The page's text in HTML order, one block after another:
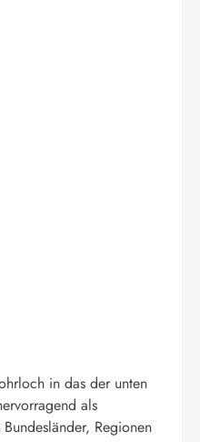
in das der unten
als
Regionen